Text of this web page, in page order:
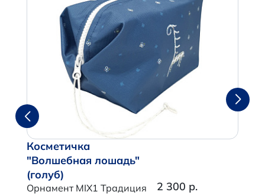
Косметичка
"Волшебная лошадь"
(голуб)
Орнамент MIX1 Традиция 2 300 р.